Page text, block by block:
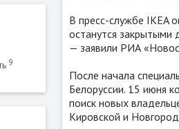
9
В пресс-службе IKEA
останутся закрытыми
— заявили РИА
После начала
Белоруссии. 15 июня
поиск новых
Кировской и